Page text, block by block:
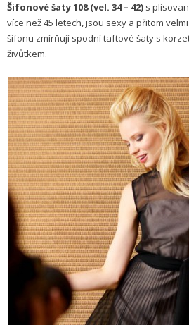
Šifonové šaty 108 (vel. 34 – 42) s
více než 45 letech, jsou sexy a přitom
šifonu zmírňují spodní taftové šaty s
živůtkem.